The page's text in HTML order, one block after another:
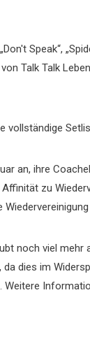
Speak“,
Talk Talk
vollständige
an, ihre
zu
noch viel mehr
dies im